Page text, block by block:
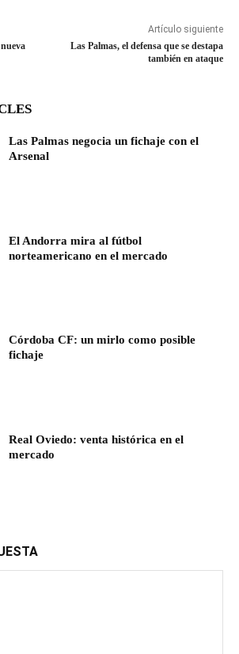
Artículo siguiente
Las Palmas, el defensa que se destapa
también en ataque
Las Palmas negocia un fichaje con el
Arsenal
El Andorra mira al fútbol
norteamericano en el mercado
Córdoba CF: un mirlo como posible
fichaje
Real Oviedo: venta histórica en el
mercado